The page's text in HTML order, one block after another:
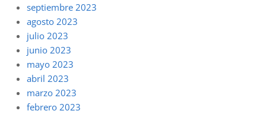
septiembre 2023
agosto 2023
julio 2023
junio 2023
mayo 2023
abril 2023
marzo 2023
febrero 2023